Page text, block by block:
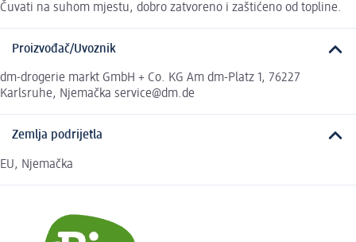
Čuvati na suhom mjestu, dobro zatvoreno i zaštićeno od topline.
Proizvođač/Uvoznik
dm-drogerie markt GmbH + Co. KG Am dm-Platz 1, 76227
Karlsruhe, Njemačka service@dm.de
Zemlja podrijetla
EU, Njemačka